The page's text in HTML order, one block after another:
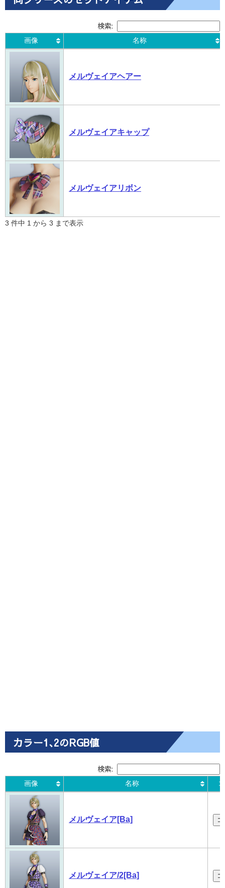
検索:
画像 名称
画像
メルヴェイアヘアー
メルヴェイアキャップ
メルヴェイアリボン
3 件中 1 から 3 まで表示
カラー1､2のRGB値
検索:
画像 名称
画像
メルヴェイア[Ba]
メルヴェイア/2[Ba]